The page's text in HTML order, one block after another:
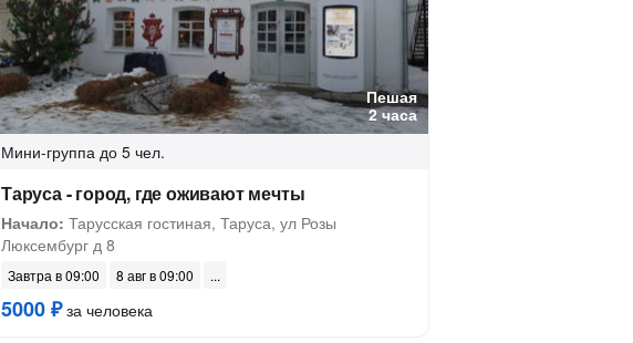
Пешая
2 часа
Мини-группа до 5 чел.
Таруса - город, где оживают мечты
Начало: Тарусская гостиная, Таруса, ул Розы
Люксембург д 8
Завтра в 09:00 8 авг в 09:00
5000 ₽за человека